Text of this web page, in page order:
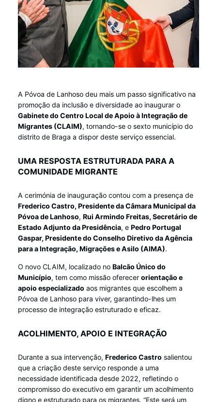
A Póvoa de Lanhoso deu mais um passo significativo na
promoção da inclusão e diversidade ao inaugurar o
Gabinete do Centro Local de Apoio à Integração de
Migrantes (CLAIM), tornando-se o sexto município do
distrito de Braga a dispor deste serviço essencial.
UMA RESPOSTA ESTRUTURADA PARA A
COMUNIDADE MIGRANTE
A cerimónia de inauguração contou com a presença de
Frederico Castro, Presidente da Câmara Municipal da
Póvoa de Lanhoso, Rui Armindo Freitas, Secretário de
Estado Adjunto da Presidência, e Pedro Portugal
Gaspar, Presidente do Conselho Diretivo da Agência
para a Integração, Migrações e Asilo (AIMA).
O novo CLAIM, localizado no Balcão Único do
Município, tem como missão oferecer orientação e
apoio especializadoaos migrantes que escolhem a
Póvoa de Lanhoso para viver, garantindo-lhes um
processo de integração estruturado e eficaz.
ACOLHIMENTO, APOIO E INTEGRAÇÃO
Durante a sua intervenção, Frederico Castrosalientou
que a criação deste serviço responde a uma
necessidade identificada desde 2022, refletindo o
compromisso do executivo em garantir um acolhimento
digno e estruturado para os migrantes. “Este será um